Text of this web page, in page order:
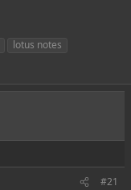
lotus notes
#21